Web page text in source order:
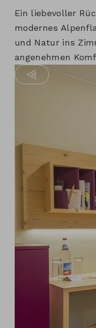
Ein liebevoller
modernes
und Natur ins
angenehmen